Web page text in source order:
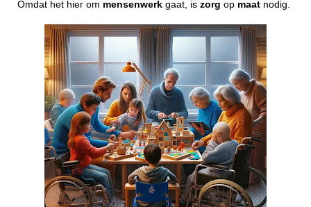
Omdat het hier om mensenwerk gaat, is zorg op maat nodig.